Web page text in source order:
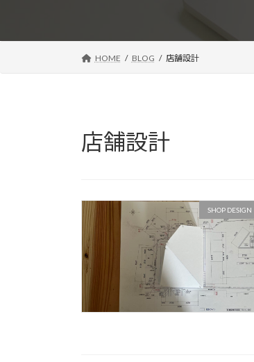
HOME BLOG 店舗設計
店舗設計
SHOP DESIGN